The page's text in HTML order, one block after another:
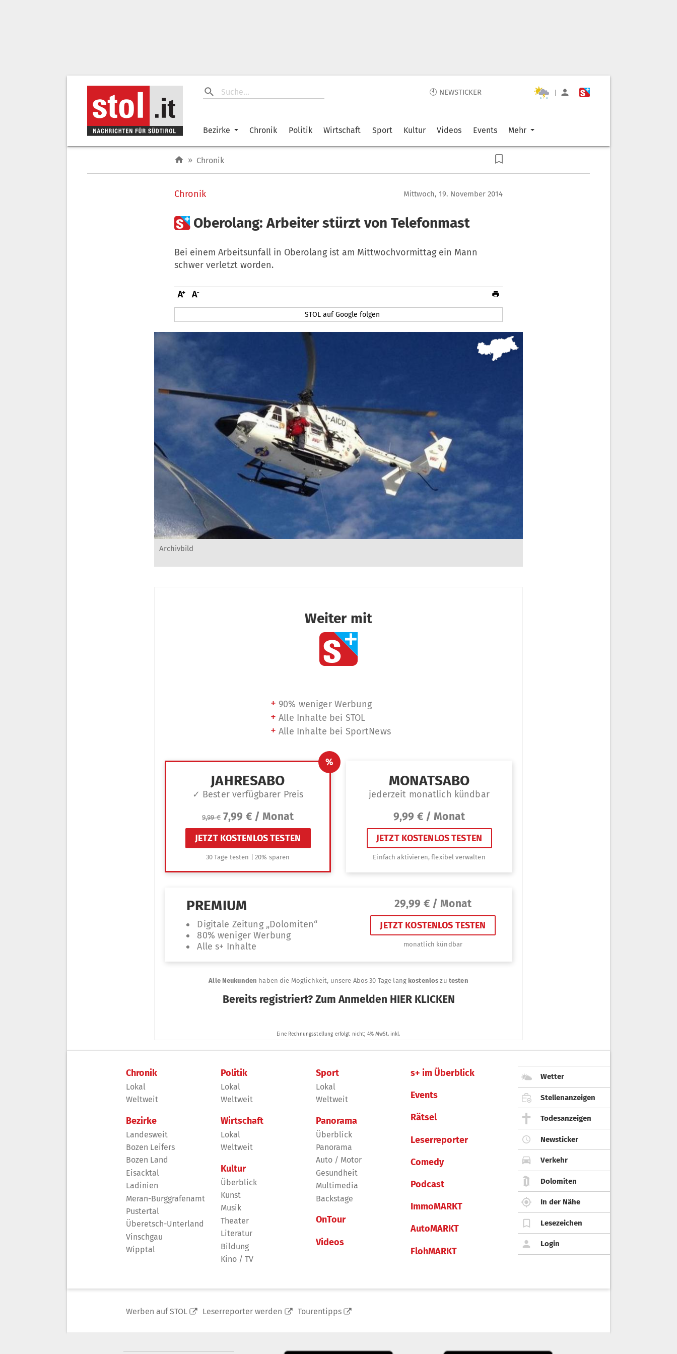
🕙 NEWSTICKER | |
Bezirke Chronik Politik Wirtschaft Sport Kultur Videos Events Mehr
» Chronik
Chronik Mittwoch, 19. November 2014
 Oberolang: Arbeiter stürzt von Telefonmast
Bei einem Arbeitsunfall in Oberolang ist am Mittwochvormittag ein Mann
schwer verletzt worden.
STOL auf Google folgen
Archivbild
Chronik
Lokal
Weltweit
Bezirke
Landesweit
Bozen Leifers
Bozen Land
Eisacktal
Ladinien
Meran-Burggrafenamt
Pustertal
Überetsch-Unterland
Vinschgau
Wipptal
Politik
Lokal
Weltweit
Wirtschaft
Lokal
Weltweit
Kultur
Überblick
Kunst
Musik
Theater
Literatur
Bildung
Kino / TV
Sport
Lokal
Weltweit
Panorama
Überblick
Panorama
Auto / Motor
Gesundheit
Multimedia
Backstage
OnTour
Videos
s+ im Überblick
Events
Rätsel
Leserreporter
Comedy
Podcast
ImmoMARKT
AutoMARKT
FlohMARKT
Wetter
Stellenanzeigen
Todesanzeigen
Newsticker
Verkehr
Dolomiten
In der Nähe
Lesezeichen
Login
Werben auf STOL Leserreporter werden Tourentipps